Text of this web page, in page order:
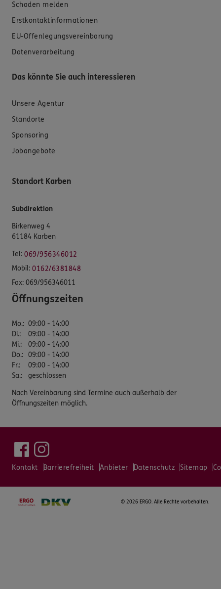
Schaden melden
Erstkontaktinformationen
EU-Offenlegungsvereinbarung
Datenverarbeitung
Das könnte Sie auch interessieren
Unsere Agentur
Standorte
Sponsoring
Jobangebote
Standort Karben
Subdirektion
Birkenweg 4
61184 Karben
Tel: 069/956346012
Mobil: 0162/6381848
Fax: 069/956346011
Öffnungszeiten
Mo.: 09:00 - 14:00
Di.:
09:00 - 14:00
Mi.:
09:00 - 14:00
Do.: 09:00 - 14:00
Fr.:
09:00 - 14:00
Sa.: geschlossen
Nach Vereinbarung sind Termine auch außerhalb der
Öffnungszeiten möglich.
Kontakt Barrierefreiheit Anbieter Datenschutz Sitemap
© 2026 ERGO. Alle Rechte vorbehalten.